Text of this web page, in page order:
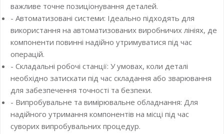
важливе точне позиціонування деталей.
- Автоматизовані системи: Ідеально підходять для
використання на автоматизованих виробничих лініях, де
компоненти повинні надійно утримуватися під час
операцій.
- Складальні робочі станції: У умовах, коли деталі
необхідно затискати під час складання або зварювання
для забезпечення точності та безпеки.
- Випробувальне та вимірювальне обладнання: Для
надійного утримання компонентів на місці під час
суворих випробувальних процедур.